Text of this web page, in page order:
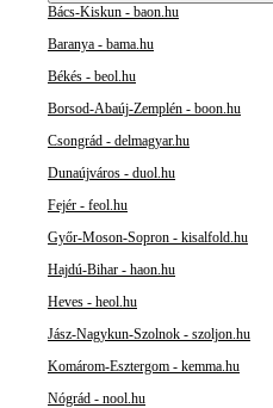
Bács-Kiskun - baon.hu
Baranya - bama.hu
Békés - beol.hu
Borsod-Abaúj-Zemplén - boon.hu
Csongrád - delmagyar.hu
Dunaújváros - duol.hu
Fejér - feol.hu
Győr-Moson-Sopron - kisalfold.hu
Hajdú-Bihar - haon.hu
Heves - heol.hu
Jász-Nagykun-Szolnok - szoljon.hu
Komárom-Esztergom - kemma.hu
Nógrád - nool.hu